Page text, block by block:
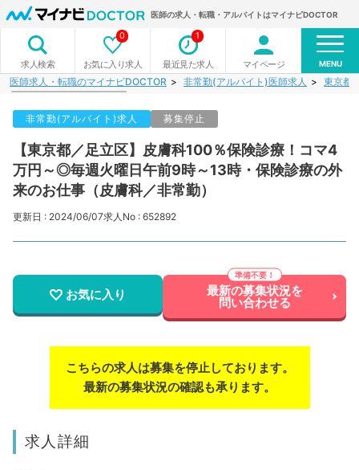
医師の求人・転職・アルバイトはマイナビDOCTOR
求人検索 お気に入り求人
0
最近見た求人
1
マイページ MENU
医師求人・転職のマイナビDOCTOR 非常勤(アルバイト)医師求人 東京都
非常勤(アルバイト)求人 募集停止
【東京都／足立区】皮膚科100％保険診療！コマ4
万円～◎毎週火曜日午前9時～13時・保険診療の外
来のお仕事（皮膚科／非常勤）
更新日 : 2024/06/07求人No : 652892
お気に入り 最新の募集状況を
問い合わせる
こちらの求人は募集を停止しております。
最新の募集状況の確認も承ります。
求人詳細